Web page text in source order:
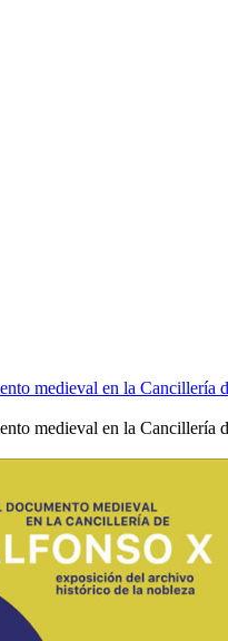
medieval en la Cancillería
medieval en la Cancillería